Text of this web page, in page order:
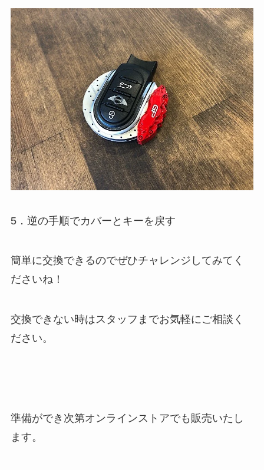
5．逆の手順でカバーとキーを戻す
簡単に交換できるのでぜひチャレンジしてみてく
ださいね！
交換できない時はスタッフまでお気軽にご相談く
ださい。
準備ができ次第オンラインストアでも販売いたし
ます。